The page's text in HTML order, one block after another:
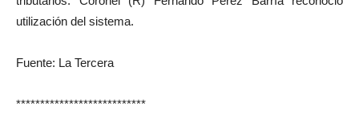
utilización del sistema.
Fuente: La Tercera
***************************